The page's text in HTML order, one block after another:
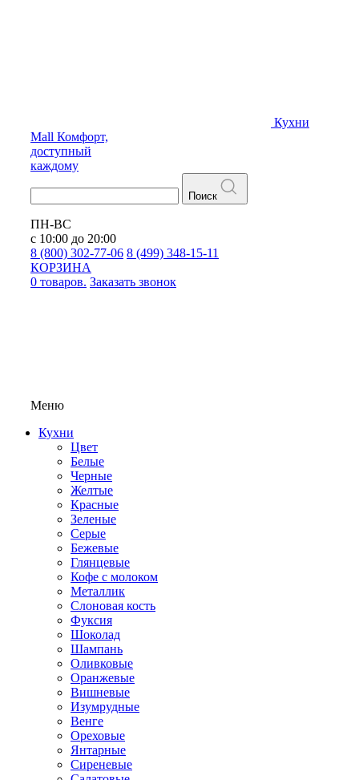
Кухни
Mall Комфорт,
доступный
каждому
Поиск
ПН-ВС
с 10:00 до 20:00
8 (800) 302-77-06 8 (499) 348-15-11
КОРЗИНА
0 товаров. Заказать звонок
Меню
Кухни
Цвет
Белые
Черные
Желтые
Красные
Зеленые
Серые
Бежевые
Глянцевые
Кофе с молоком
Металлик
Слоновая кость
Фуксия
Шоколад
Шампань
Оливковые
Оранжевые
Вишневые
Изумрудные
Венге
Ореховые
Янтарные
Сиреневые